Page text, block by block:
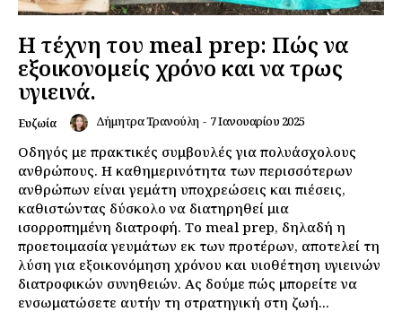
Η τέχνη του meal prep: Πώς να
εξοικονομείς χρόνο και να τρως
υγιεινά.
Ευζωία Δήμητρα Τρανούλη - 7 Ιανουαρίου 2025
Οδηγός με πρακτικές συμβουλές για πολυάσχολους
ανθρώπους. Η καθημερινότητα των περισσότερων
ανθρώπων είναι γεμάτη υποχρεώσεις και πιέσεις,
καθιστώντας δύσκολο να διατηρηθεί μια
ισορροπημένη διατροφή. Το meal prep, δηλαδή η
προετοιμασία γευμάτων εκ των προτέρων, αποτελεί τη
λύση για εξοικονόμηση χρόνου και υιοθέτηση υγιεινών
διατροφικών συνηθειών. Ας δούμε πώς μπορείτε να
ενσωματώσετε αυτήν τη στρατηγική στη ζωή...